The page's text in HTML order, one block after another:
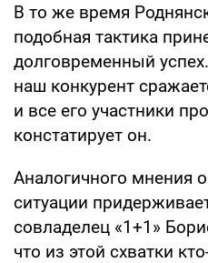
В то же время
подобная тактика
долговременный
наш конкурент
и все его участники
констатирует он.
Аналогичного мнения
ситуации
совладелец «1+1»
что из этой схватки